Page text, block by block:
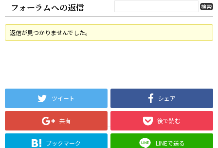
フォーラムへの返信
返信が見つかりませんでした。
ツイート シェア
共有 後で読む
ブックマーク LINEで送る